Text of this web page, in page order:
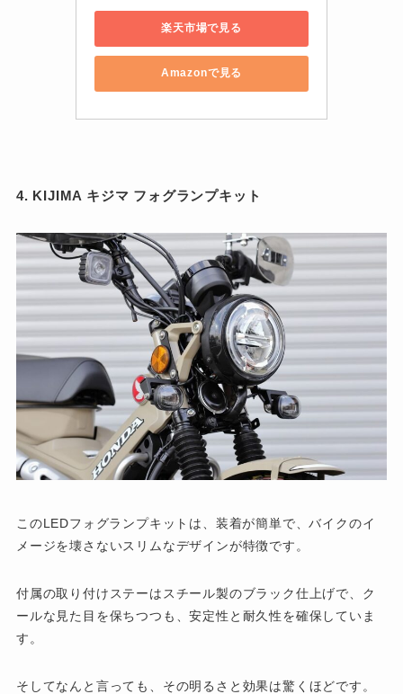
楽天市場で見る
Amazonで見る
4. KIJIMA キジマ フォグランプキット
このLEDフォグランプキットは、装着が簡単で、バイクのイ
メージを壊さないスリムなデザインが特徴です。
付属の取り付けステーはスチール製のブラック仕上げで、ク
ールな見た目を保ちつつも、安定性と耐久性を確保していま
す。
そしてなんと言っても、その明るさと効果は驚くほどです。